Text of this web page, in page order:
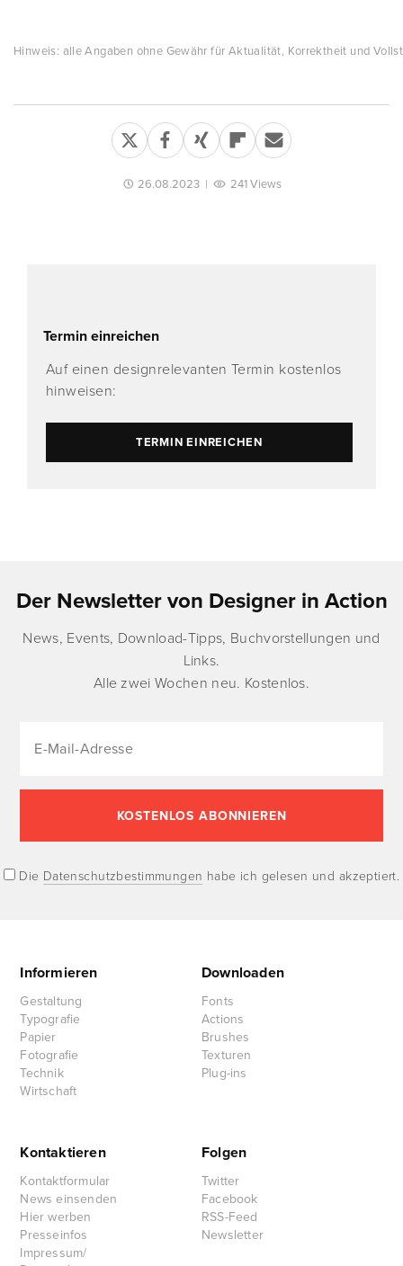
Hinweis: alle Angaben ohne Gewähr für Aktualität, Korrektheit und
26.08.2023| 241 Views
Termin einreichen
Auf einen designrelevanten Termin kostenlos
hinweisen:
TERMIN EINREICHEN
Der Newsletter von Designer in Action
News, Events, Download-Tipps, Buchvorstellungen und
Links.
Alle zwei Wochen neu. Kostenlos.
Die Datenschutzbestimmungen habe ich gelesen und akzeptiert.
Informieren
Gestaltung
Typografie
Papier
Fotografie
Technik
Wirtschaft
Downloaden
Fonts
Actions
Brushes
Texturen
Plug-ins
Kontaktieren
Kontaktformular
News einsenden
Hier werben
Presseinfos
Impressum/
Folgen
Twitter
Facebook
RSS-Feed
Newsletter